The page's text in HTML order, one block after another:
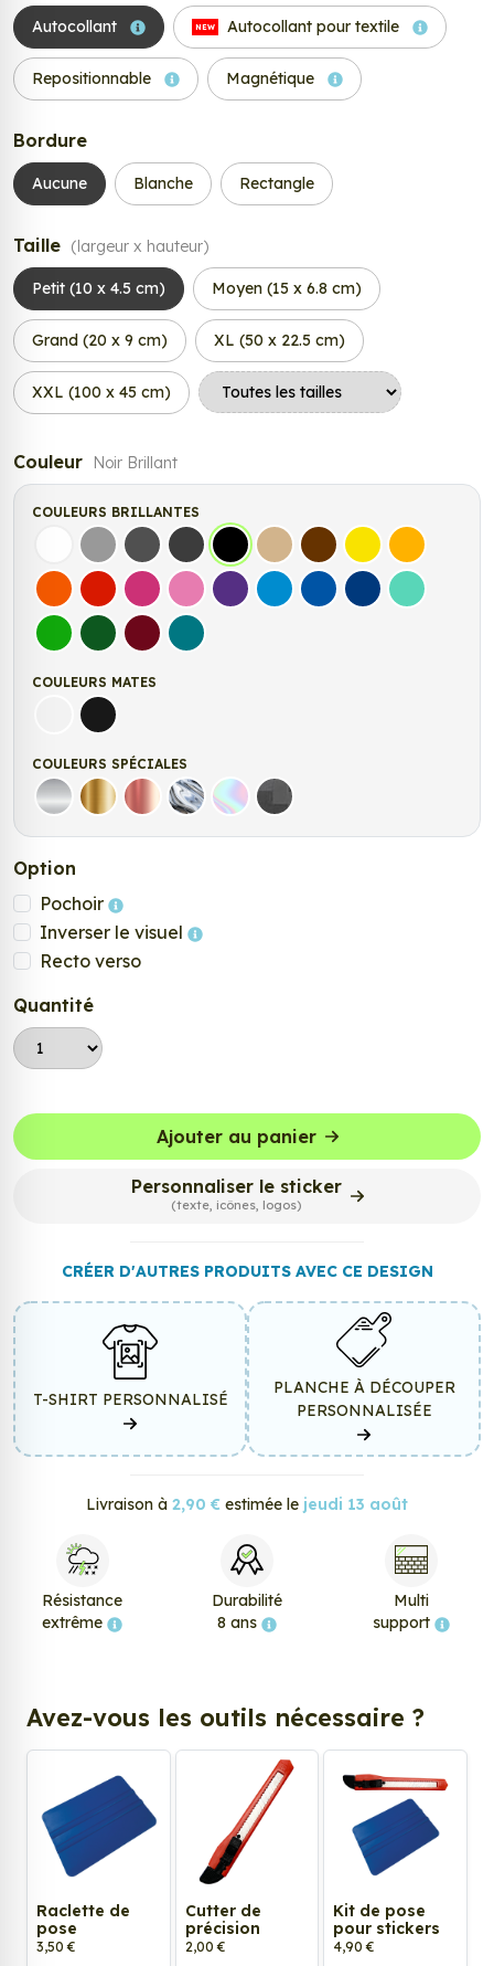
Autocollant NEW Autocollant pour textile
Repositionnable Magnétique
Bordure
Aucune Blanche Rectangle
Taille (largeur x hauteur)
Petit (10 x 4.5 cm) Moyen (15 x 6.8 cm)
Grand (20 x 9 cm) XL (50 x 22.5 cm)
XXL (100 x 45 cm)
Couleur Noir Brillant
COULEURS BRILLANTES
Blanc Gris Gris FoncéGris Anthracite
Noir Beige Marron Jaune ClairJaune
OrangeRouge FuchsiaRose Violet Bleu clairBleu MoyenBleu FoncéBleu Vert
Vert clairVert FoncéBordeauxTurquoise
COULEURS MATES
Blanc matNoir mat
COULEURS SPÉCIALES
Argent Or Rose Gold
ChromeHolographique
Carbone Noir
Option
Pochoir
Inverser le visuel
Recto verso
Quantité
Ajouter au panier
Personnaliser le sticker
(texte, icônes, logos)
CRÉER D'AUTRES PRODUITS AVEC CE DESIGN
T-SHIRT PERSONNALISÉ
PLANCHE À DÉCOUPER
PERSONNALISÉE
Livraison à 2,90 € estimée le jeudi 13 août
Résistance
extrême
Durabilité
8 ans
Multi
support
Avez-vous les outils nécessaire ?
Raclette de
pose
3,50 €
Cutter de
précision
2,00 €
Kit de pose
pour stickers
4,90 €